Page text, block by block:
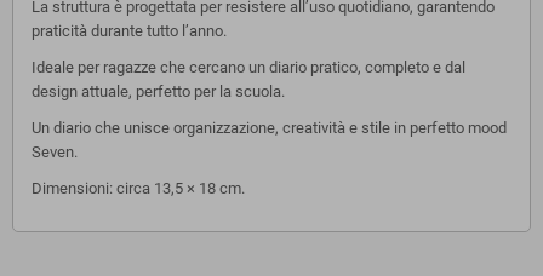
La struttura è progettata per resistere all’uso quotidiano, garantendo
praticità durante tutto l’anno.
Ideale per ragazze che cercano un diario pratico, completo e dal
design attuale, perfetto per la scuola.
Un diario che unisce organizzazione, creatività e stile in perfetto mood
Seven.
Dimensioni: circa 13,5 × 18 cm.